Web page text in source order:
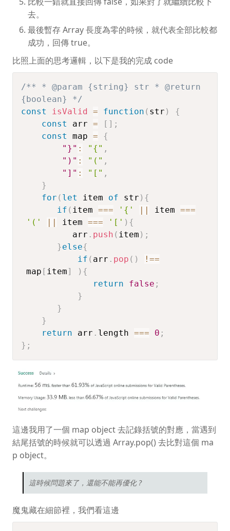
去。
最後暫存 Array 長度為零的時候，就代表全部比較都
成功，回傳 true。
比照上面的思考邏輯，以下是我的完成 code
/** * @param {string} str * @return
{boolean} */
const
isValid = function ( str )
{
const
arr = [ ] ;
const
map =
{
"}" : "{" ,
")" : "(" ,
"]" : "[" ,
}
for ( let item of str ) {
if ( item === '{' || item ===
'('
|| item === '[' ) {
          arr
. push ( item ) ;
}else{
if ( arr . pop ( )
!==
map [ item] ) {
return
false ;
}
}
}
return arr . length === 0 ;
} ;
這邊我用了一個 map object 去記錄括號的對應，當遇到
結尾括號的時候就可以透過 Array.pop() 去比對這個 ma
p object。
這時候問題來了，還能不能再優化 ?
魔鬼藏在細節裡，我們看這邊